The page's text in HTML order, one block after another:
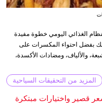
الغذائي اليومي خطوة مفيدة
بفضل احتواء المكسرات على
والألياف، ومضادات الأكسدة،
المزيد من التحقيقات السياحية
قصير واختيارات مبتكرة